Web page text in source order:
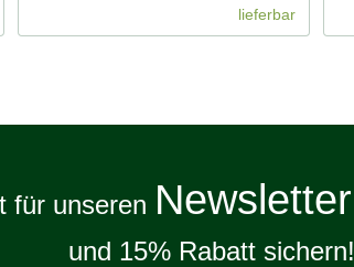
lieferbar
für unseren Newsletter
und 15% Rabatt sichern!